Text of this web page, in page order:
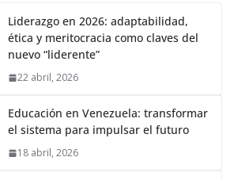
Liderazgo en 2026: adaptabilidad,
ética y meritocracia como claves del
nuevo “liderente”
22 abril, 2026
Educación en Venezuela: transformar
el sistema para impulsar el futuro
18 abril, 2026